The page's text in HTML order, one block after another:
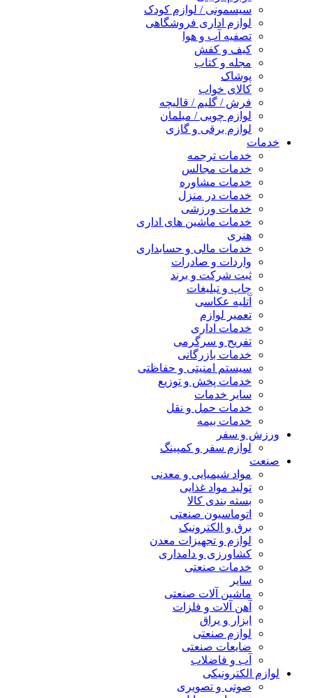
سیسمونی / لوازم کودک
لوازم اداری فروشگاهی
تصفیه آب و هوا
کیف و کفش
مجله و کتاب
پوشاک
کالای خواب
فرش / گلیم / قالیچه
لوازم چوبی / مبلمان
لوازم برقی و گازی
خدمات
خدمات ترجمه
خدمات مجالس
خدمات مشاوره
خدمات در منزل
خدمات ورزشی
خدمات ماشین های اداری
هنری
خدمات مالی و حسابداری
واردات و صادرات
ثبت شرکت و برند
چاپ و تبلیغات
آتلیه عکاسی
تعمیر لوازم
خدمات اداری
تفریح و سرگرمی
خدمات بازرگانی
سیستم امنیتی و حفاظتی
خدمات پخش و توزیع
سایر خدمات
خدمات حمل و نقل
خدمات بیمه
ورزش و سفر
لوازم سفر و کمپینگ
صنعت
مواد شیمیایی و معدنی
تولید مواد غذایی
بسته بندی کالا
اتوماسیون صنعتی
برق و الکترونیک
لوازم و تجهیزات معدن
کشاورزی و دامداری
خدمات صنعتی
سایر
ماشین آلات صنعتی
آهن آلات و فلزات
ابزار و یراق
لوازم صنعتی
ضایعات صنعتی
آب و فاضلاب
لوازم الکترونیکی
صوتی و تصویری